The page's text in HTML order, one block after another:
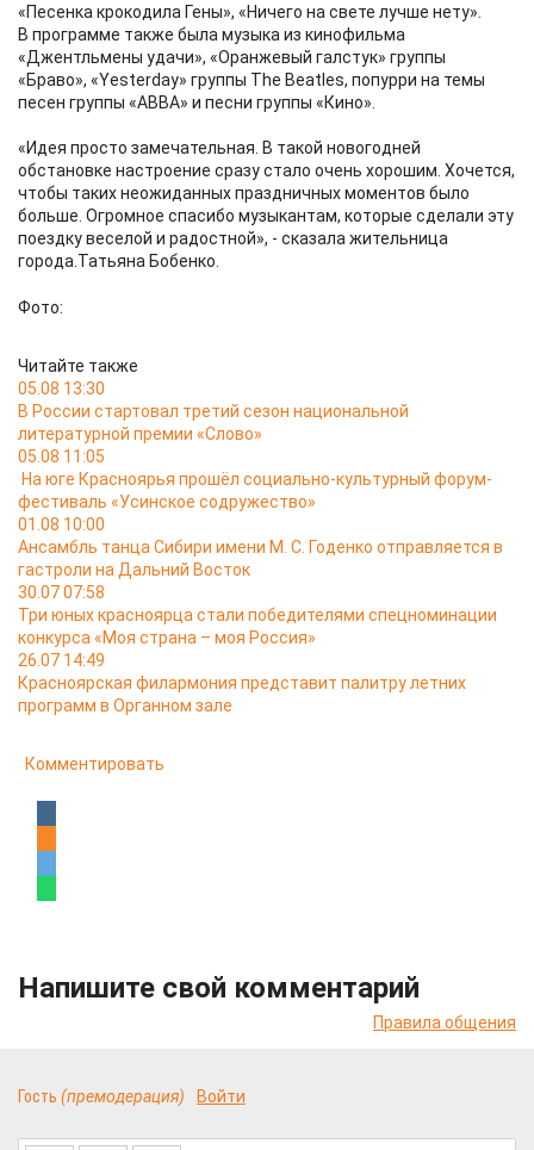
«Песенка крокодила Гены», «Ничего на свете лучше нету».
В программе также была музыка из кинофильма
«Джентльмены удачи», «Оранжевый галстук» группы
«Браво», «Yesterday» группы The Beatles, попурри на темы
песен группы «АВВА» и песни группы «Кино».
«Идея просто замечательная. В такой новогодней
обстановке настроение сразу стало очень хорошим. Хочется,
чтобы таких неожиданных праздничных моментов было
больше. Огромное спасибо музыкантам, которые сделали эту
поездку веселой и радостной», - сказала жительница
города.Татьяна Бобенко.
Фото:
Читайте также
05.08 13:30
В России стартовал третий сезон национальной
литературной премии «Слово»
05.08 11:05
На юге Красноярья прошёл социально-культурный форум-
фестиваль «Усинское содружество»
01.08 10:00
Ансамбль танца Сибири имени М. С. Годенко отправляется в
гастроли на Дальний Восток
30.07 07:58
Три юных красноярца стали победителями спецноминации
конкурса «Моя страна – моя Россия»
26.07 14:49
Красноярская филармония представит палитру летних
программ в Органном зале
Комментировать
Напишите свой комментарий
Правила общения
Гость (премодерация) Войти